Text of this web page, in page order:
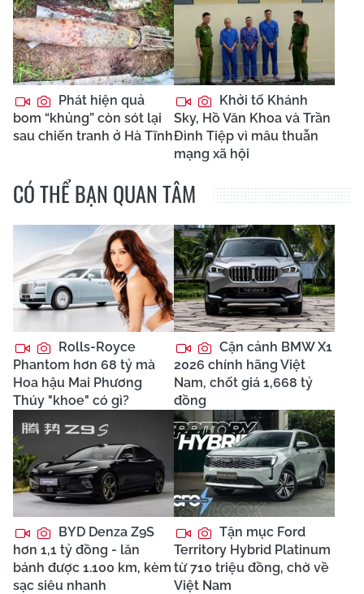
Phát hiện quả
bom “khủng” còn sót lại
sau chiến tranh ở Hà Tĩnh
Khởi tố Khánh
Sky, Hồ Văn Khoa và Trần
Đình Tiệp vì mâu thuẫn
mạng xã hội
CÓ THỂ BẠN QUAN TÂM
Rolls-Royce
Phantom hơn 68 tỷ mà
Hoa hậu Mai Phương
Thúy "khoe" có gì?
Cận cảnh BMW X1
2026 chính hãng Việt
Nam, chốt giá 1,668 tỷ
đồng
BYD Denza Z9S
hơn 1,1 tỷ đồng - lăn
bánh được 1.100 km, kèm
sạc siêu nhanh
Tận mục Ford
Territory Hybrid Platinum
từ 710 triệu đồng, chờ về
Việt Nam